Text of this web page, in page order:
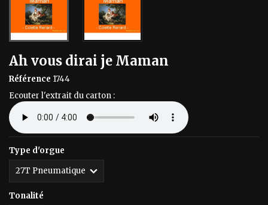
Ah vous dirai je Maman
Référence 1744
Ecouter l'extrait du carton :
Type d'orgue
Tonalité